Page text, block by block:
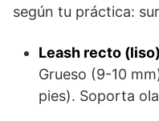
según tu práctica:
Leash recto
Grueso (9-10
pies). Soporta